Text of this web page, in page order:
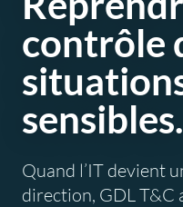
contrôle
sensibles.
Quand l’IT devient
direction, GDL T&C